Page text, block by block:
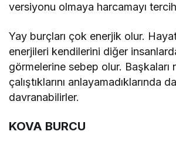
versiyonu olmaya harcamayı
Yay burçları çok enerjik olur.
enerjileri kendilerini diğer
görmelerine sebep olur. Başkaları
çalıştıklarını anlayamadıklarında
davranabilirler.
KOVA BURCU